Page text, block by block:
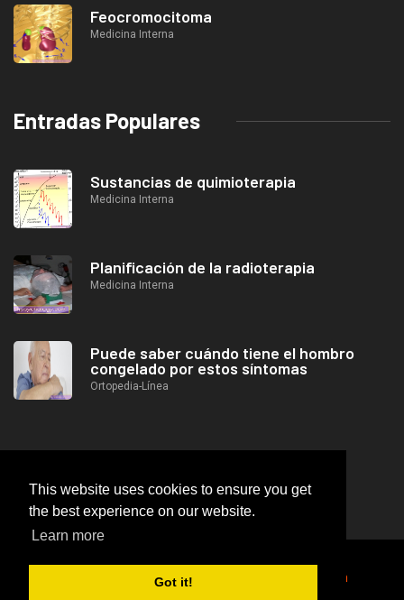
This website uses cookies to ensure you get
the best experience on our website.
Learn more
Got it!
Feocromocitoma
Medicina Interna
Entradas Populares
Sustancias de quimioterapia
Medicina Interna
Planificación de la radioterapia
Medicina Interna
Puede saber cuándo tiene el hombro
congelado por estos síntomas
Ortopedia-Línea
© https://lifeafterjob.com Aire en el abdomen